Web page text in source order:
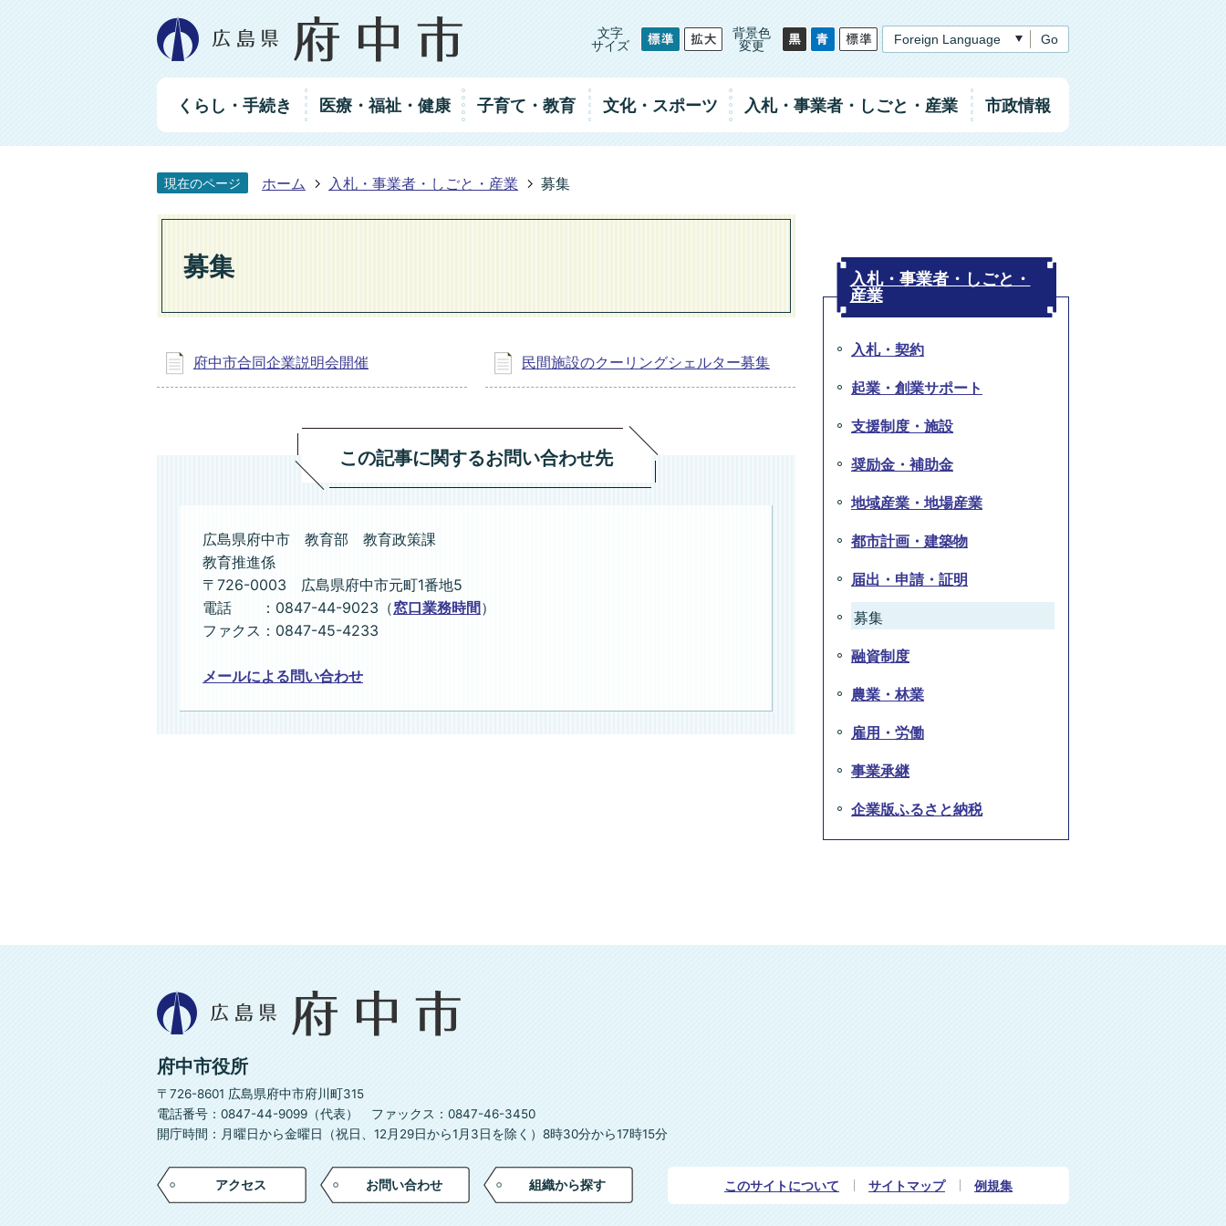
文字
サイズ
背景色
変更
Go
グ
ー
バ
ナ
ン
くらし・手続き 医療・福祉・健康 子育て・教育 文化・スポーツ 入札・事業者 ・しごと ・産業 市政情報
現在のページ ホーム 入札・事業者・しごと・産業 募集
募集
府中市合同企業説明会開催 民間施設のクーリングシェルター募集
この記事に関するお問い合わせ先
広島県府中市 教育部 教育政策課
教育推進係
〒726-0003 広島県府中市元町1番地5
電話 ：0847-44-9023（窓口業務時間 ）
ファクス：0847-45-4233
メールによる問い合わせ
入札・事業者・しごと・
産業
入札・契約
起業・創業サポート
支援制度・施設
奨励金・補助金
地域産業・地場産業
都市計画・建築物
届出・申請・証明
募集
融資制度
農業・林業
雇用・労働
事業承継
企業版ふるさと納税
広
島
県
中
府中市役所
〒726-8601 広島県府中市府川町315
電話番号：0847-44-9099（代表） ファックス：0847-46-3450
開庁時間：月曜日から金曜日（祝日、12月29日から1月3日を除く）8時30分から17時15分
アクセス お問い合わせ 組織から探す このサイトについて サイトマップ 例規集